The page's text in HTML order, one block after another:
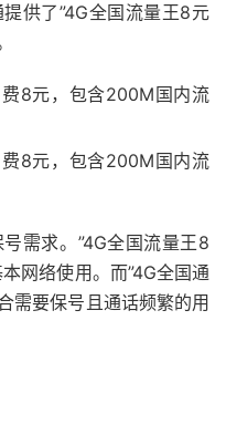
供了”4G全国流量王8元
8元，包含200M国内流
8元，包含200M国内流
需求。”4G全国流量王8
网络使用。而”4G全国通
需要保号且通话频繁的用